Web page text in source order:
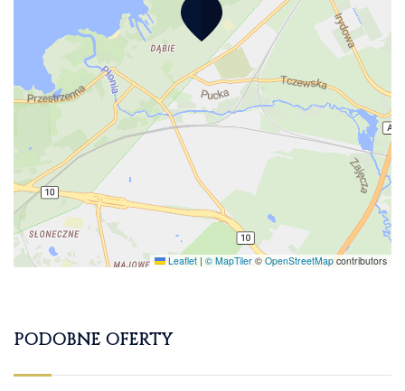
Leaflet | © MapTiler © OpenStreetMap contributors
PODOBNE OFERTY